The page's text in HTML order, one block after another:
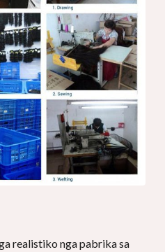
realistiko nga pabrika sa